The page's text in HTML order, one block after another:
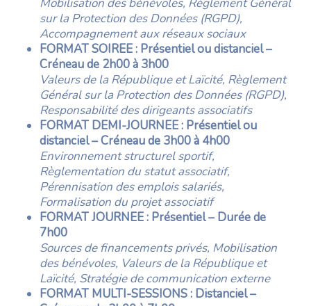
Mobilisation des bénévoles, Règlement Général
sur la Protection des Données (RGPD),
Accompagnement aux réseaux sociaux
FORMAT SOIREE : Présentiel ou distanciel –
Créneau de 2h00 à 3h00
Valeurs de la République et Laïcité, Règlement
Général sur la Protection des Données (RGPD),
Responsabilité des dirigeants associatifs
FORMAT DEMI-JOURNEE : Présentiel ou
distanciel – Créneau de 3h00 à 4h00
Environnement structurel sportif,
Règlementation du statut associatif,
Pérennisation des emplois salariés,
Formalisation du projet associatif
FORMAT JOURNEE : Présentiel – Durée de
7h00
Sources de financements privés, Mobilisation
des bénévoles, Valeurs de la République et
Laïcité, Stratégie de communication externe
FORMAT MULTI-SESSIONS : Distanciel –